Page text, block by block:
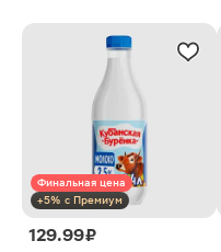
Финальная цена
+5% с Премиум
129.99 ₽